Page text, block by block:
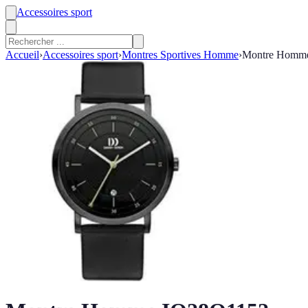
Accessoires sport
Accueil›Accessoires sport›Montres Sportives Homme›Montre